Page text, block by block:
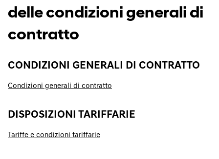
delle condizioni generali di
contratto
CONDIZIONI GENERALI DI CONTRATTO
Condizioni generali di contratto
DISPOSIZIONI TARIFFARIE
Tariffe e condizioni tariffarie